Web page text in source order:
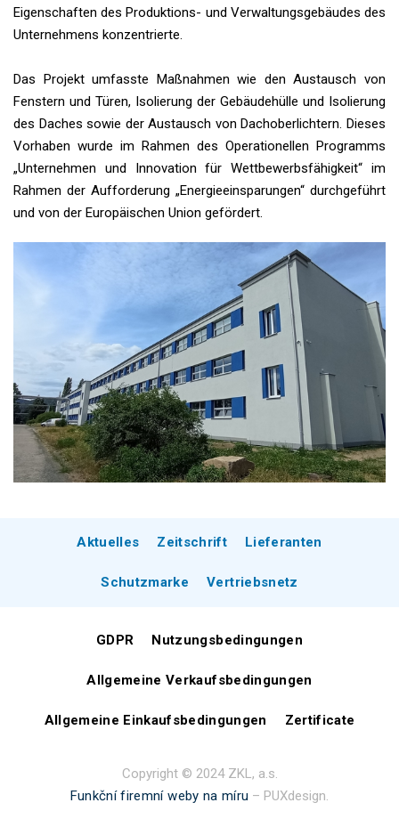
Eigenschaften des Produktions- und Verwaltungsgebäudes des
Unternehmens konzentrierte.
Das Projekt umfasste Maßnahmen wie den Austausch von
Fenstern und Türen, Isolierung der Gebäudehülle und Isolierung
des Daches sowie der Austausch von Dachoberlichtern. Dieses
Vorhaben wurde im Rahmen des Operationellen Programms
„Unternehmen und Innovation für Wettbewerbsfähigkeit“ im
Rahmen der Aufforderung „Energieeinsparungen“ durchgeführt
und von der Europäischen Union gefördert.
Aktuelles Zeitschrift Lieferanten
Schutzmarke Vertriebsnetz
GDPR Nutzungsbedingungen
Allgemeine Verkaufsbedingungen
Allgemeine Einkaufsbedingungen Zertificate
Copyright © 2024 ZKL, a.s.
Funkční firemní weby na míru – PUXdesign.